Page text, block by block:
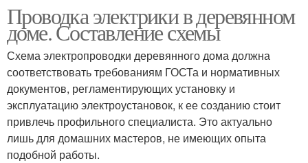
Проводка электрики в деревянном
доме. Составление схемы
Схема электропроводки деревянного дома должна
соответствовать требованиям ГОСТа и нормативных
документов, регламентирующих установку и
эксплуатацию электроустановок, к ее созданию стоит
привлечь профильного специалиста. Это актуально
лишь для домашних мастеров, не имеющих опыта
подобной работы.